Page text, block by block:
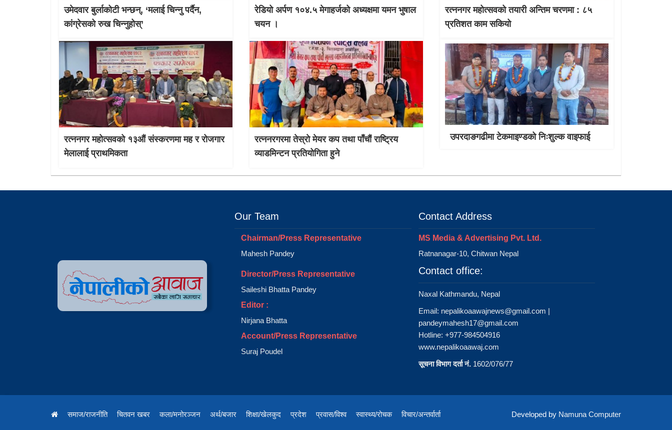
उमेदवार बुर्लाकोटी भन्छन्, ‘मलाई चिन्नु पर्दैन,
कांग्रेसको रुख चिन्नुहोस्’
रेडियो अर्पण १०४.५ मेगाहर्जको अध्यक्षमा यमन भुषाल
चयन ।
रत्ननगर महोत्सवको तयारी अन्तिम चरणमा : ८५
प्रतिशत काम सकियो
रत्ननगर महोत्सवको १३औं संस्करणमा मह र रोजगार
मेलालाई प्राथमिकता
रत्ननरगरमा तेस्राे मेयर कप तथा पाँचौं राष्ट्रिय
व्याडमिन्टन प्रतियोगिता हुने
उपरदाङगढीमा टेकमाइण्डको निःशुल्क वाइफाई
Our Team
Chairman/Press Representative
Mahesh Pandey
Director/Press Representative
Saileshi Bhatta Pandey
Editor :
Nirjana Bhatta
Account/Press Representative
Suraj Poudel
Contact Address
MS Media & Advertising Pvt. Ltd.
Ratnanagar-10, Chitwan Nepal
Contact office:
Naxal Kathmandu, Nepal
Email: nepalikoaawajnews@gmail.com |
pandeymahesh17@gmail.com
Hotline: +977-984504916
www.nepalikoaawaj.com
सूचना विभाग दर्ता नं. 1602/076/77
समाज/राजनीति चितवन खबर कला/मनोरञ्जन अर्थ/बजार शिक्षा/खेलकुद प्रदेश प्रवास/विश्व स्वास्थ्य/रोचक विचार/अन्तर्वार्ता Developed by Namuna Computer